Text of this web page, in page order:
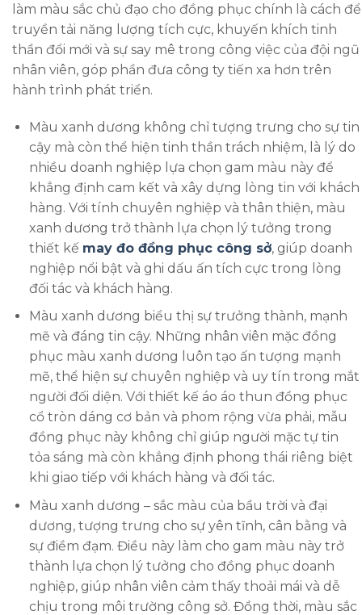
làm màu sắc chủ đạo cho đồng phục chính là cách để
truyền tải năng lượng tích cực, khuyến khích tinh
thần đổi mới và sự say mê trong công việc của đội ngũ
nhân viên, góp phần đưa công ty tiến xa hơn trên
hành trình phát triển.
Màu xanh dương không chỉ tượng trưng cho sự tin
cậy mà còn thể hiện tinh thần trách nhiệm, là lý do
nhiều doanh nghiệp lựa chọn gam màu này để
khẳng định cam kết và xây dựng lòng tin với khách
hàng. Với tính chuyên nghiệp và thân thiện, màu
xanh dương trở thành lựa chọn lý tưởng trong
thiết kế may đo đồng phục công sở, giúp doanh
nghiệp nổi bật và ghi dấu ấn tích cực trong lòng
đối tác và khách hàng.
Màu xanh dương biểu thị sự trưởng thành, mạnh
mẽ và đáng tin cậy. Những nhân viên mặc đồng
phục màu xanh dương luôn tạo ấn tượng mạnh
mẽ, thể hiện sự chuyên nghiệp và uy tín trong mắt
người đối diện. Với thiết kế áo áo thun đồng phục
cổ tròn dáng cơ bản và phom rộng vừa phải, mẫu
đồng phục này không chỉ giúp người mặc tự tin
tỏa sáng mà còn khẳng định phong thái riêng biệt
khi giao tiếp với khách hàng và đối tác.
Màu xanh dương – sắc màu của bầu trời và đại
dương, tượng trưng cho sự yên tĩnh, cân bằng và
sự điềm đạm. Điều này làm cho gam màu này trở
thành lựa chọn lý tưởng cho đồng phục doanh
nghiệp, giúp nhân viên cảm thấy thoải mái và dễ
chịu trong môi trường công sở. Đồng thời, màu sắc